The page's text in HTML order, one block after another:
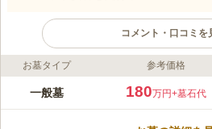
コメント・口コミを
ライフドット編集部のコメント
港区元麻布にある曹洞宗の寺院で
お墓タイプ 参考価格
一般墓 180万円+墓石代